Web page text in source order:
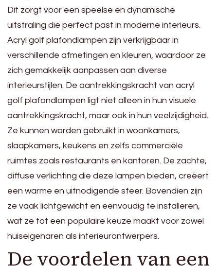
Dit zorgt voor een speelse en dynamische
uitstraling die perfect past in moderne interieurs.
Acryl golf plafondlampen zijn verkrijgbaar in
verschillende afmetingen en kleuren, waardoor ze
zich gemakkelijk aanpassen aan diverse
interieurstijlen. De aantrekkingskracht van acryl
golf plafondlampen ligt niet alleen in hun visuele
aantrekkingskracht, maar ook in hun veelzijdigheid.
Ze kunnen worden gebruikt in woonkamers,
slaapkamers, keukens en zelfs commerciële
ruimtes zoals restaurants en kantoren. De zachte,
diffuse verlichting die deze lampen bieden, creëert
een warme en uitnodigende sfeer. Bovendien zijn
ze vaak lichtgewicht en eenvoudig te installeren,
wat ze tot een populaire keuze maakt voor zowel
huiseigenaren als interieurontwerpers.
De voordelen van een